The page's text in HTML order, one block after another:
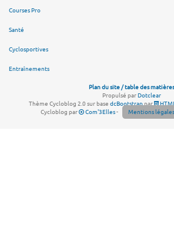
Courses Pro
Santé
Cyclosportives
Entraînements
Plan du site / table des matières
Propulsé parDotclear
Thème Cycloblog 2.0 sur base dcBootstrappar
Cycloblog par
Com'3Elles- Mentions